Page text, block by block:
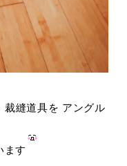
裁縫道具を アングル
ます